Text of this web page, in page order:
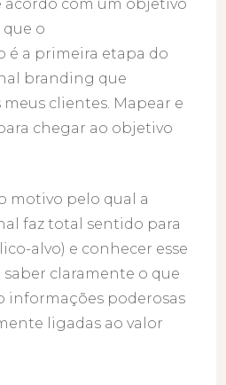
acordo com um objetivo
que o
a primeira etapa do
branding que
clientes. Mapear e
chegar ao objetivo
motivo pelo qual a
faz total sentido para
alvo) e conhecer esse
claramente o que
informações poderosas
ligadas ao valor